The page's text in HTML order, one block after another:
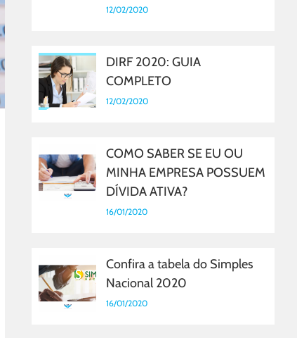
12/02/2020
DIRF 2020: GUIA
COMPLETO
12/02/2020
COMO SABER SE EU OU
MINHA EMPRESA POSSUEM
DÍVIDA ATIVA?
16/01/2020
Confira a tabela do Simples
Nacional 2020
16/01/2020